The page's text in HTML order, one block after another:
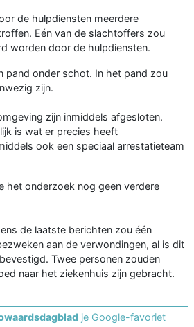
de hulpdiensten meerdere
Eén van de slachtoffers zou
worden door de hulpdiensten.
pand onder schot. In het pand zou
zijn.
zijn inmiddels afgesloten.
is wat er precies heeft
ook een speciaal arrestatieteam
het onderzoek nog geen verdere
de laatste berichten zou één
aan de verwondingen, al is dit
Twee personen zouden
naar het ziekenhuis zijn gebracht.
je Google-favoriet